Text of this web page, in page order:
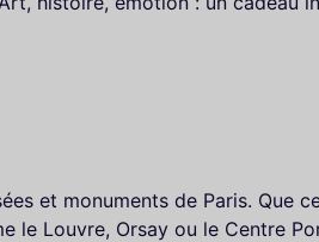
et monuments de Paris. Que
le Louvre, Orsay ou le Centre